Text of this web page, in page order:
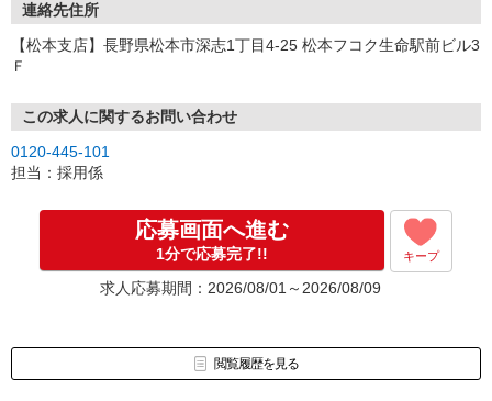
連絡先住所
【松本支店】長野県松本市深志1丁目4-25 松本フコク生命駅前ビル3
Ｆ
この求人に関するお問い合わせ
0120-445-101
担当：採用係
応募画面へ進む
1分で応募完了!! キープ
求人応募期間：2026/08/01～2026/08/09
閲覧履歴を見る